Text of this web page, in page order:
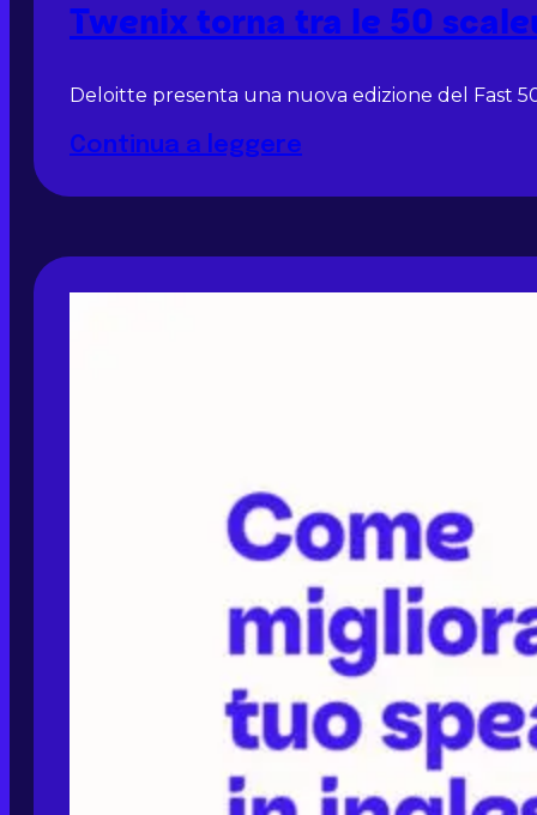
Twenix torna tra le 50
Deloitte presenta una nuova edizione del Fast
Continua a leggere